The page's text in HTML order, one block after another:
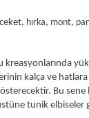
hırka, mont,
kalça ve
Bu
tunik elbiseler